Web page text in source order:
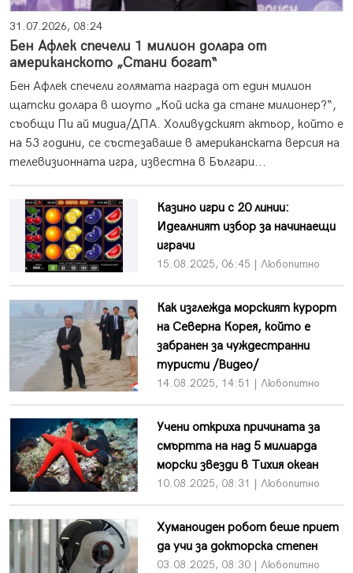
31.07.2026, 08:24
Бен Афлек спечели 1 милион долара от
американското „Стани богат“
Бен Афлек спечели голямата награда от един милион
щатски долара в шоуто „Кой иска да стане милионер?“,
съобщи Пи ай мидиа/ДПА. Холивудският актьор, който е
на 53 години, се състезаваше в американската версия на
телевизионната игра, известна в Българи...
Казино игри с 20 линии:
Идеалният избор за начинаещи
играчи
15.08.2025, 06:45 | Любопитно
Как изглежда морският курорт
на Северна Корея, който е
забранен за чуждестранни
туристи /Видео/
14.08.2025, 14:51 | Любопитно
Учени откриха причината за
смъртта на над 5 милиарда
морски звезди в Тихия океан
10.08.2025, 08:31 | Любопитно
Хуманоиден робот беше приет
да учи за докторска степен
03.08.2025, 08:30 | Любопитно